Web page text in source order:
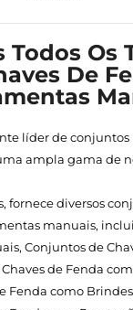
Todos Os
De
líder de conjuntos
ampla gama de
fornece diversos
manuais,
Conjuntos de
de Fenda
Fenda como